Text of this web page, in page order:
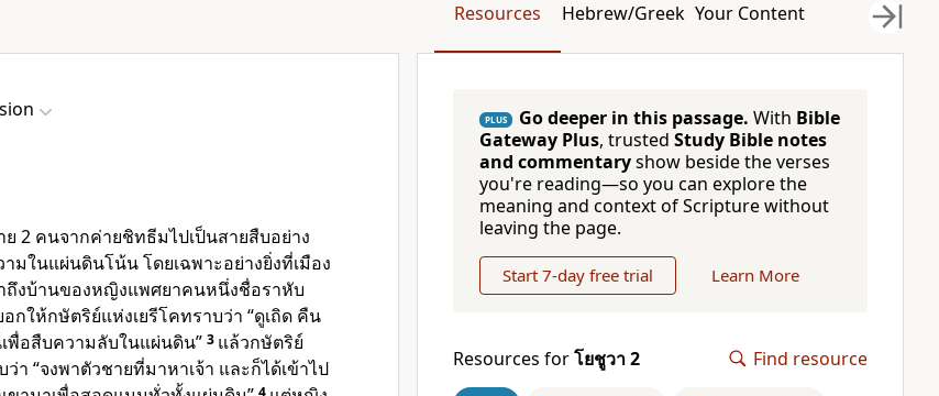
Resources Hebrew/Greek Your Content
2 คนจากค่ายชิทธีมไปเป็นสายสืบอย่าง
มในแผ่นดินโน้น โดยเฉพาะอย่างยิ่งที่เมือง
าถึงบ้านของหญิงแพศยาคนหนึ่งชื่อราหับ
กให้กษัตริย์แห่งเยรีโคทราบว่า “ดูเถิด คืน
พื่อสืบความลับในแผ่นดิน” 3 แล้วกษัตริย์
า “จงพาตัวชายที่มาหาเจ้า และก็ได้เข้าไป
4
PLUS Go deeper in this passage. With Bible
Gateway Plus, trusted Study Bible notes
and commentaryshow beside the verses
you're reading—so you can explore the
meaning and context of Scripture without
leaving the page.
Start 7-day free trial Learn More
Resources forโยชูวา 2 Find resource